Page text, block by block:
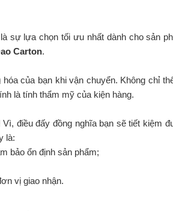
sự lựa chọn tối ưu nhất dành cho sản
Carton.
của bạn khi vận chuyển. Không chỉ
là tính thẩm mỹ của kiện hàng.
điều đấy đồng nghĩa bạn sẽ tiết kiệm
là:
bảo ổn định sản phẩm;
vị giao nhận.